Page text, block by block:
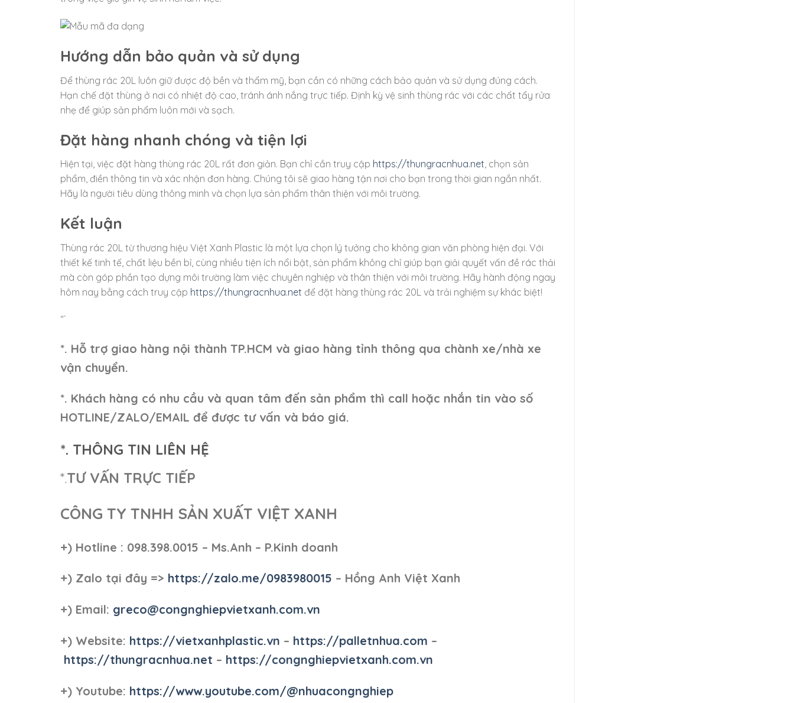
Hướng dẫn bảo quản và sử dụng
Để thùng rác 20L luôn giữ được độ bền và thẩm mỹ, bạn cần có những cách bảo quản và sử dụng đúng cách.
Hạn chế đặt thùng ở nơi có nhiệt độ cao, tránh ánh nắng trực tiếp. Định kỳ vệ sinh thùng rác với các chất tẩy rửa
nhẹ để giúp sản phẩm luôn mới và sạch.
Đặt hàng nhanh chóng và tiện lợi
Hiện tại, việc đặt hàng thùng rác 20L rất đơn giản. Bạn chỉ cần truy cập https://thungracnhua.net, chọn sản
phẩm, điền thông tin và xác nhận đơn hàng. Chúng tôi sẽ giao hàng tận nơi cho bạn trong thời gian ngắn nhất.
Hãy là người tiêu dùng thông minh và chọn lựa sản phẩm thân thiện với môi trường.
Kết luận
Thùng rác 20L từ thương hiệu Việt Xanh Plastic là một lựa chọn lý tưởng cho không gian văn phòng hiện đại. Với
thiết kế tinh tế, chất liệu bền bỉ, cùng nhiều tiện ích nổi bật, sản phẩm không chỉ giúp bạn giải quyết vấn đề rác thải
mà còn góp phần tạo dựng môi trường làm việc chuyên nghiệp và thân thiện với môi trường. Hãy hành động ngay
hôm nay bằng cách truy cập https://thungracnhua.net để đặt hàng thùng rác 20L và trải nghiệm sự khác biệt!
“`
*. Hỗ trợ giao hàng nội thành TP.HCM và giao hàng tỉnh thông qua chành xe/nhà xe
vận chuyển.
*. Khách hàng có nhu cầu và quan tâm đến sản phẩm thì call hoặc nhắn tin vào số
HOTLINE/ZALO/EMAIL để được tư vấn và báo giá.
*. THÔNG TIN LIÊN HỆ
*.TƯ VẤN TRỰC TIẾP
CÔNG TY TNHH SẢN XUẤT VIỆT XANH
+) Hotline : 098.398.0015 – Ms.Anh – P.Kinh doanh
+) Zalo tại đây => https://zalo.me/0983980015 – Hồng Anh Việt Xanh
+) Email: greco@congnghiepvietxanh.com.vn
+) Website: https://vietxanhplastic.vn – https://palletnhua.com –
https://thungracnhua.net – https://congnghiepvietxanh.com.vn
+) Youtube: https://www.youtube.com/@nhuacongnghiep